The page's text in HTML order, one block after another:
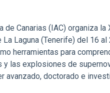
Canarias (IAC) organiza
La Laguna (Tenerife) del 16
herramientas para
y las explosiones de
avanzado, doctorado e